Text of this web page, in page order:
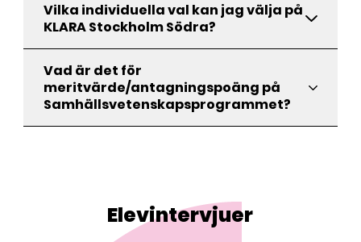
Vilka individuella val kan jag välja på
KLARA Stockholm Södra?
Vad är det för
meritvärde/antagningspoäng på
Samhällsvetenskapsprogrammet?
Elevintervjuer